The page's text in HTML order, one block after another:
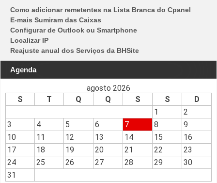
Como adicionar remetentes na Lista Branca do Cpanel
E-mais Sumiram das Caixas
Configurar de Outlook ou Smartphone
Localizar IP
Reajuste anual dos Serviços da BHSite
Agenda
agosto 2026
S
T Q Q S S
D
1
2
3
4 5 6 7 8
9
10
11 12 13 14 15
16
17
18 19 20 21 22
23
24
25 26 27 28 29
30
31